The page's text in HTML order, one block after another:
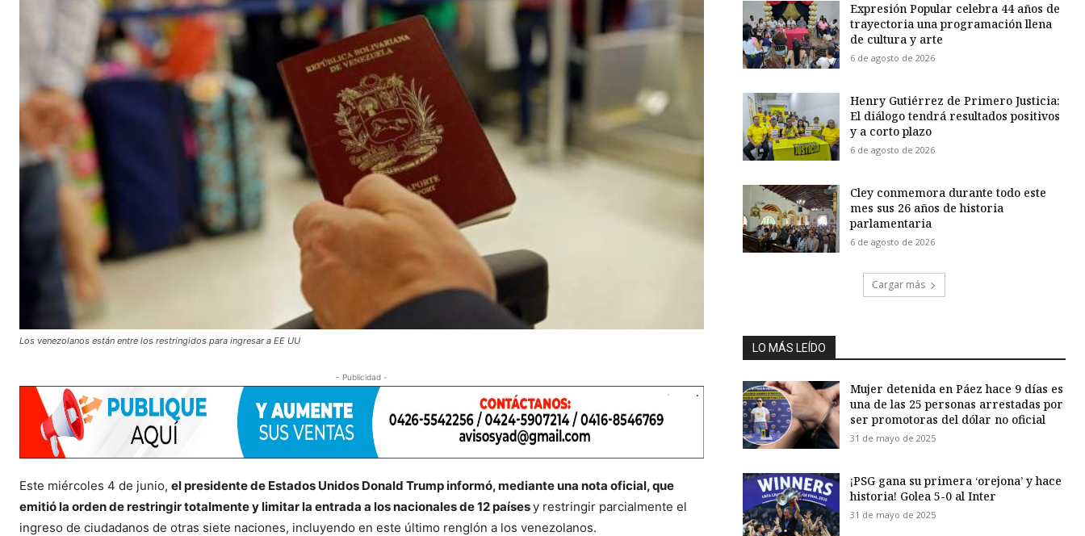
Los venezolanos están entre los restringidos para ingresar a EE UU
- Publicidad -
Este miércoles 4 de junio, el presidente de Estados Unidos Donald Trump informó, mediante una nota oficial, que
emitió la orden de restringir totalmente y limitar la entrada a los nacionales de 12 paísesy restringir parcialmente el
ingreso de ciudadanos de otras siete naciones, incluyendo en este último renglón a los venezolanos.
Expresión Popular celebra 44 años de
trayectoria una programación llena
de cultura y arte
6 de agosto de 2026
Henry Gutiérrez de Primero Justicia:
El diálogo tendrá resultados positivos
y a corto plazo
6 de agosto de 2026
Cley conmemora durante todo este
mes sus 26 años de historia
parlamentaria
6 de agosto de 2026
Cargar más
LO MÁS LEÍDO
Mujer detenida en Páez hace 9 días es
una de las 25 personas arrestadas por
ser promotoras del dólar no oficial
31 de mayo de 2025
¡PSG gana su primera ‘orejona’ y hace
historia! Golea 5-0 al Inter
31 de mayo de 2025